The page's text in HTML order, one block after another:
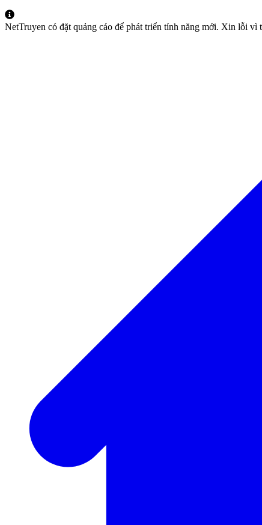
NetTruyen có đặt quảng cáo để phát triển tính năng mới. Xin lỗi vì